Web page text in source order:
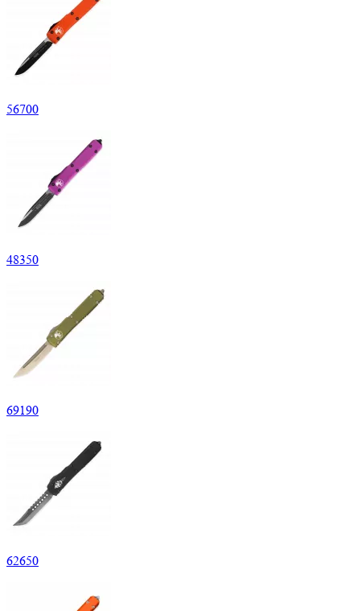
56700
48350
69190
62650